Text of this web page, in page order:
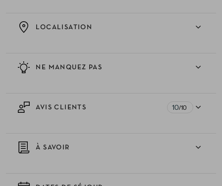
NE MANQUEZ PAS
LOCALISATION
AVIS CLIENTS 10/10
À SAVOIR